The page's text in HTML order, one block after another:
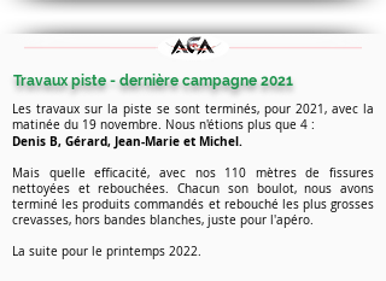
Travaux piste - dernière campagne 2021
Les travaux sur la piste se sont terminés, pour 2021, avec la
matinée du 19 novembre. Nous n'étions plus que 4 :
Denis B, Gérard, Jean-Marie et Michel.
Mais quelle efficacité, avec nos 110 mètres de fissures
nettoyées et rebouchées. Chacun son boulot, nous avons
terminé les produits commandés et rebouché les plus grosses
crevasses, hors bandes blanches, juste pour l'apéro.
La suite pour le printemps 2022.